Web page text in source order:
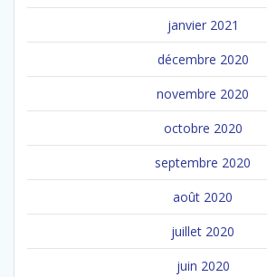
janvier 2021
décembre 2020
novembre 2020
octobre 2020
septembre 2020
août 2020
juillet 2020
juin 2020